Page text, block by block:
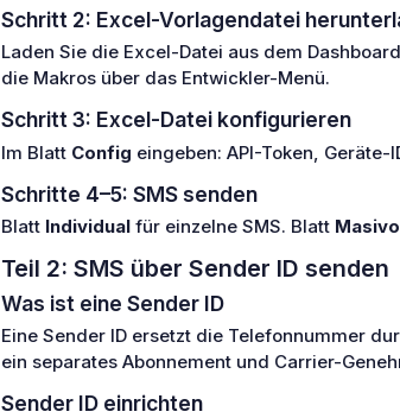
Schritt 2: Excel-Vorlagendatei
Laden Sie die Excel-Datei aus dem
die Makros über das Entwickler-Menü.
Schritt 3: Excel-Datei konfigurieren
Im Blatt Config eingeben: API-Token, Geräte-
Schritte 4–5: SMS senden
Blatt Individual für einzelne SMS. Blatt Masivo
Teil 2: SMS über Sender ID senden
Was ist eine Sender ID
Eine Sender ID ersetzt die Telefonnummer
ein separates Abonnement und Carrier-
Sender ID einrichten